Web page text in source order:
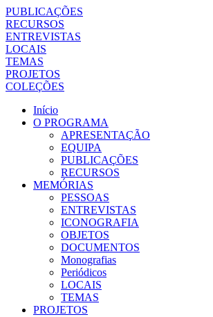
PUBLICAÇÕES
RECURSOS
ENTREVISTAS
LOCAIS
TEMAS
PROJETOS
COLEÇÕES
Início
O PROGRAMA
APRESENTAÇÃO
EQUIPA
PUBLICAÇÕES
RECURSOS
MEMÓRIAS
PESSOAS
ENTREVISTAS
ICONOGRAFIA
OBJETOS
DOCUMENTOS
Monografias
Periódicos
LOCAIS
TEMAS
PROJETOS